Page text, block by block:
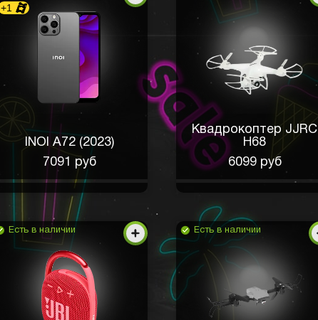
+1
INOI A72 (2023)
7091 руб
Квадрокоптер JJRC
H68
6099 руб
Есть в наличии Есть в наличии